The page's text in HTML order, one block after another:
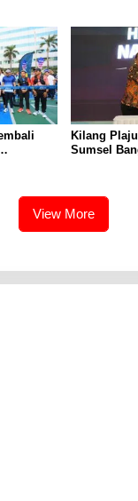
Kilang
Sumsel
View More